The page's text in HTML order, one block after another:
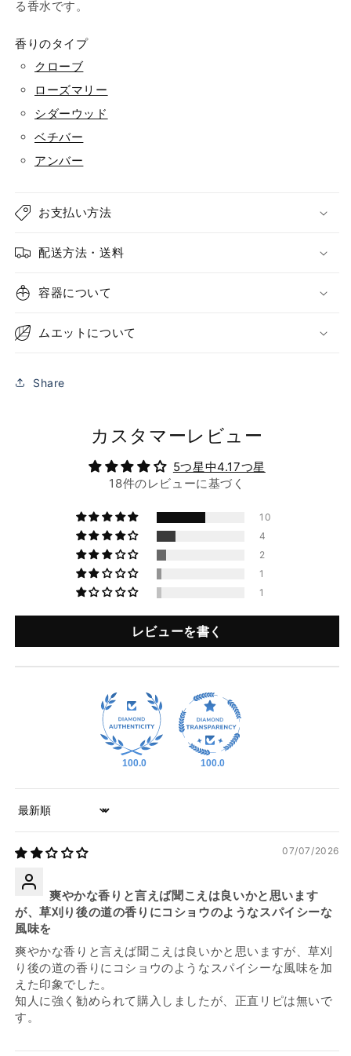
る香水です。
香りのタイプ
クローブ
ローズマリー
シダーウッド
ベチバー
アンバー
お支払い方法
配送方法・送料
容器について
ムエットについて
Share
カスタマーレビュー
5つ星中4.17つ星
18件のレビューに基づく
10
4
2
1
1
レビューを書く
100.0 100.0
Sort by
07/07/2026
爽やかな香りと言えば聞こえは良いかと思います
が、草刈り後の道の香りにコショウのようなスパイシーな
風味を
爽やかな香りと言えば聞こえは良いかと思いますが、草刈
り後の道の香りにコショウのようなスパイシーな風味を加
えた印象でした。
知人に強く勧められて購入しましたが、正直リピは無いで
す。